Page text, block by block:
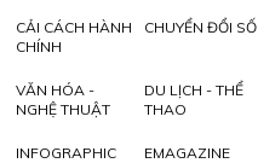
CẢI CÁCH HÀNH
CHÍNH
CHUYỂN ĐỔI SỐ
VĂN HÓA -
NGHỆ THUẬT
DU LỊCH - THỂ
THAO
INFOGRAPHIC EMAGAZINE